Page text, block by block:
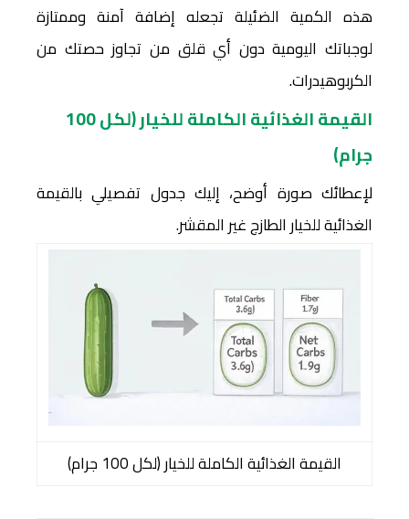
هذه الكمية الضئيلة تجعله إضافة آمنة وممتازة
لوجباتك اليومية دون أي قلق من تجاوز حصتك من
الكربوهيدرات.
القيمة الغذائية الكاملة للخيار (لكل 100
جرام)
لإعطائك صورة أوضح، إليك جدول تفصيلي بالقيمة
الغذائية للخيار الطازج غير المقشر.
القيمة الغذائية الكاملة للخيار (لكل 100 جرام)